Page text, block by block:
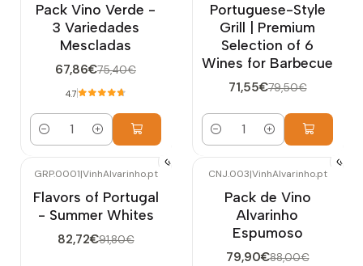
Pack Vino Verde -
3 Variedades
Mescladas
67,86€75,40€
4.7
Cantidad
Portuguese-Style
Grill | Premium
Selection of 6
Wines for Barbecue
71,55€79,50€
Cantidad
GRP.0001|VinhAlvarinho.pt
Flavors of Portugal
- Summer Whites
82,72€91,80€
CNJ.003|VinhAlvarinho.pt
Pack de Vino
Alvarinho
Espumoso
79,90€88,00€